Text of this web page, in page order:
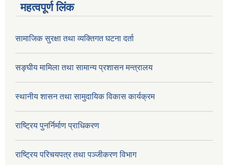
महत्वपूर्ण लिंक
सामाजिक सुरक्षा तथा व्यक्तिगत घटना दर्ता
सङ्घीय मामिला तथा सामान्य प्रशासन मन्त्रालय
स्थानीय शासन तथा सामुदायिक विकास कार्यक्रम
राष्ट्रिय पुनर्निर्माण प्राधिकरण
राष्ट्रिय परिचयपत्र तथा पञ्जीकरण विभाग